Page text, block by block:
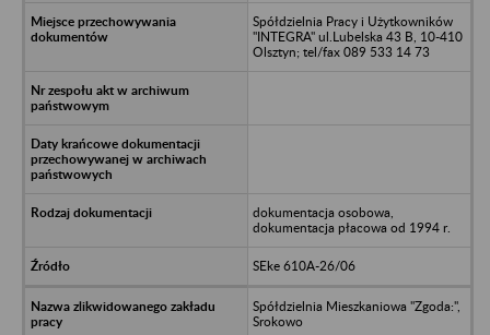
Spółdzielnia Pracy i Użytkowników
"INTEGRA" ul.Lubelska 43 B, 10-410
Olsztyn; tel/fax 089 533 14 73
dokumentacja osobowa,
dokumentacja płacowa od 1994 r.
SEke 610A-26/06
Spółdzielnia Mieszkaniowa "Zgoda:",
Srokowo